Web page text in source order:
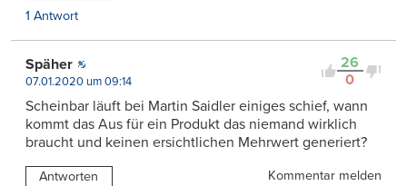
1 Antwort
26
0
Späher
07.01.2020 um 09:14
Scheinbar läuft bei Martin Saidler einiges schief, wann
kommt das Aus für ein Produkt das niemand wirklich
braucht und keinen ersichtlichen Mehrwert generiert?
Antworten Kommentar melden